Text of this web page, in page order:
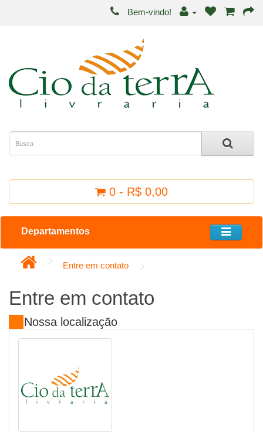
Bem-vindo!
0 - R$ 0,00
Departamentos
Entre em contato
Entre em contato
Nossa localização